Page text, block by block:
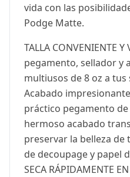
vida con las
Podge Matte.
TALLA CONVENIENTE
pegamento, sellador y
multiusos de 8 oz a
Acabado
práctico pegamento
hermoso acabado
preservar la belleza de
de decoupage y papel
SECA RÁPIDAMENTE